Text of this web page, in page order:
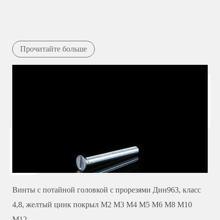
Прочитайте больше
Винты с потайной головкой с прорезями Дин963, класс
4,8, желтый цинк покрыл М2 М3 М4 М5 М6 М8 М10